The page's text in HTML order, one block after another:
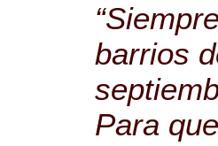
barrios
Para